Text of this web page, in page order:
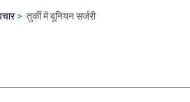
तुर्की में बूनियन सर्जरी